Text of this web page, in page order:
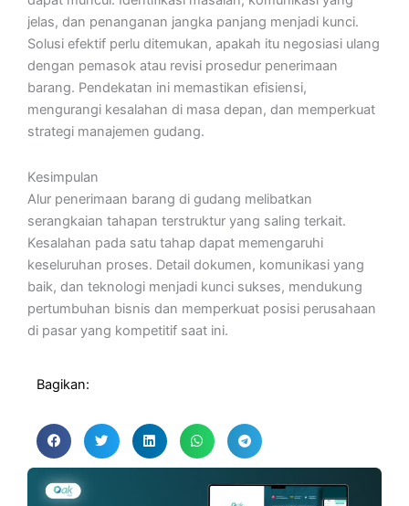
jelas, dan penanganan jangka panjang menjadi kunci.
Solusi efektif perlu ditemukan, apakah itu negosiasi ulang
dengan pemasok atau revisi prosedur penerimaan
barang. Pendekatan ini memastikan efisiensi,
mengurangi kesalahan di masa depan, dan memperkuat
strategi manajemen gudang.
Kesimpulan
Alur penerimaan barang di gudang melibatkan
serangkaian tahapan terstruktur yang saling terkait.
Kesalahan pada satu tahap dapat memengaruhi
keseluruhan proses. Detail dokumen, komunikasi yang
baik, dan teknologi menjadi kunci sukses, mendukung
pertumbuhan bisnis dan memperkuat posisi perusahaan
di pasar yang kompetitif saat ini.
Bagikan: